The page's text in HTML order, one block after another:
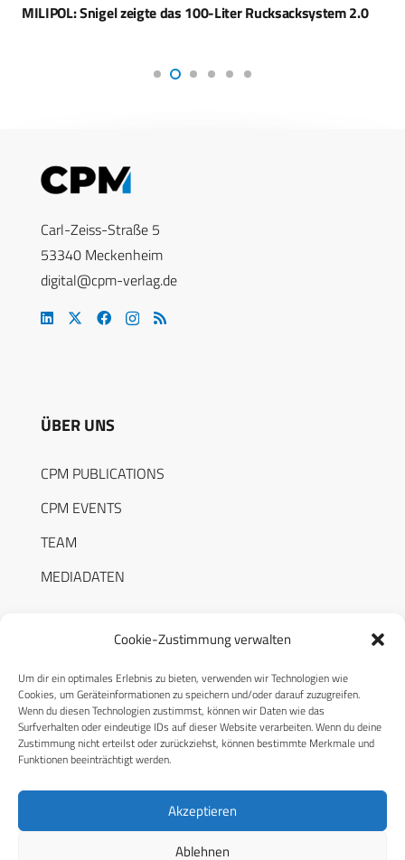
Cookie-Zustimmung verwalten
Um dir ein optimales Erlebnis zu bieten, verwenden wir Technologien wie
Cookies, um Geräteinformationen zu speichern und/oder darauf zuzugreifen.
Wenn du diesen Technologien zustimmst, können wir Daten wie das
Surfverhalten oder eindeutige IDs auf dieser Website verarbeiten. Wenn du deine
Zustimmung nicht erteilst oder zurückziehst, können bestimmte Merkmale und
Funktionen beeinträchtigt werden.
Akzeptieren
Ablehnen
MILIPOL: Snigel zeigte das 100-Liter Rucksacksystem 2.0
Carl-Zeiss-Straße 5
53340 Meckenheim
digital@cpm-verlag.de
ÜBER UNS
CPM PUBLICATIONS
CPM EVENTS
TEAM
MEDIADATEN
RECHTLICHES
Datenschutzerklärung
Cookie-Richtlinie (EU)